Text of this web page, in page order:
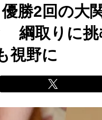
勝2回の大
綱取りに挑
視野に